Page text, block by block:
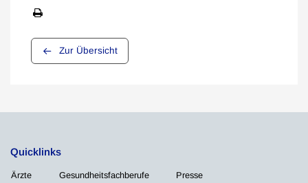
Zur Übersicht
Quicklinks
Ärzte Gesundheitsfachberufe Presse